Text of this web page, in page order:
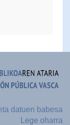
datuen babesa
Lege oharra